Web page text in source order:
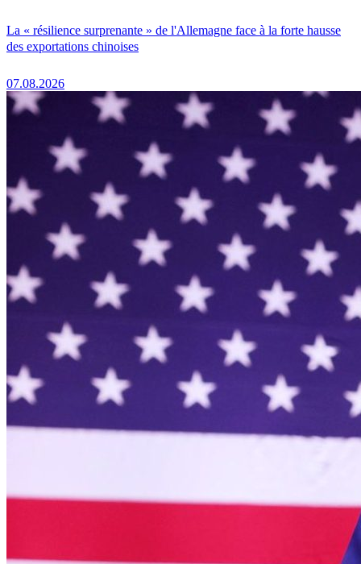
La « résilience surprenante » de l'Allemagne face à la forte hausse
des exportations chinoises
07.08.2026